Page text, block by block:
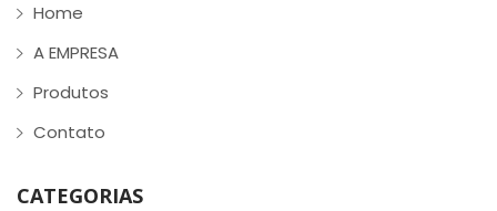
Home
A EMPRESA
Produtos
Contato
CATEGORIAS